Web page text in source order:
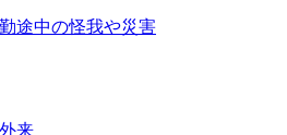
途中の怪我や災害
来